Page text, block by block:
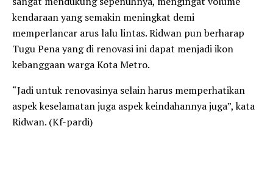
kendaraan yang semakin meningkat demi
memperlancar arus lalu lintas. Ridwan pun berharap
Tugu Pena yang di renovasi ini dapat menjadi ikon
kebanggaan warga Kota Metro.
“Jadi untuk renovasinya selain harus memperhatikan
aspek keselamatan juga aspek keindahannya juga”, kata
Ridwan. (Kf-pardi)